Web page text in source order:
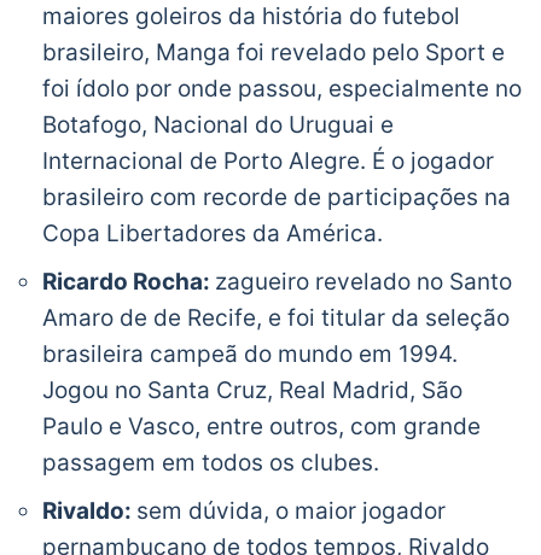
maiores goleiros da história do futebol
brasileiro, Manga foi revelado pelo Sport e
foi ídolo por onde passou, especialmente no
Botafogo, Nacional do Uruguai e
Internacional de Porto Alegre. É o jogador
brasileiro com recorde de participações na
Copa Libertadores da América.
Ricardo Rocha: zagueiro revelado no Santo
Amaro de de Recife, e foi titular da seleção
brasileira campeã do mundo em 1994.
Jogou no Santa Cruz, Real Madrid, São
Paulo e Vasco, entre outros, com grande
passagem em todos os clubes.
Rivaldo: sem dúvida, o maior jogador
pernambucano de todos tempos, Rivaldo